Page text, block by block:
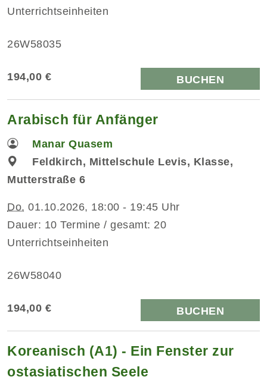
Unterrichtseinheiten
26W58035
194,00 € BUCHEN
Arabisch für Anfänger
Manar Quasem
Feldkirch, Mittelschule Levis, Klasse,
Mutterstraße 6
Do. 01.10.2026, 18:00 - 19:45 Uhr
Dauer: 10 Termine / gesamt: 20
Unterrichtseinheiten
26W58040
194,00 € BUCHEN
Koreanisch (A1) - Ein Fenster zur
ostasiatischen Seele